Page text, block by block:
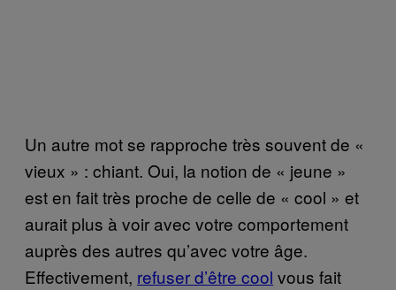
Un autre mot se rapproche très souvent de «
vieux » : chiant. Oui, la notion de « jeune »
est en fait très proche de celle de « cool » et
aurait plus à voir avec votre comportement
auprès des autres qu’avec votre âge.
Effectivement, refuser d’être cool vous fait